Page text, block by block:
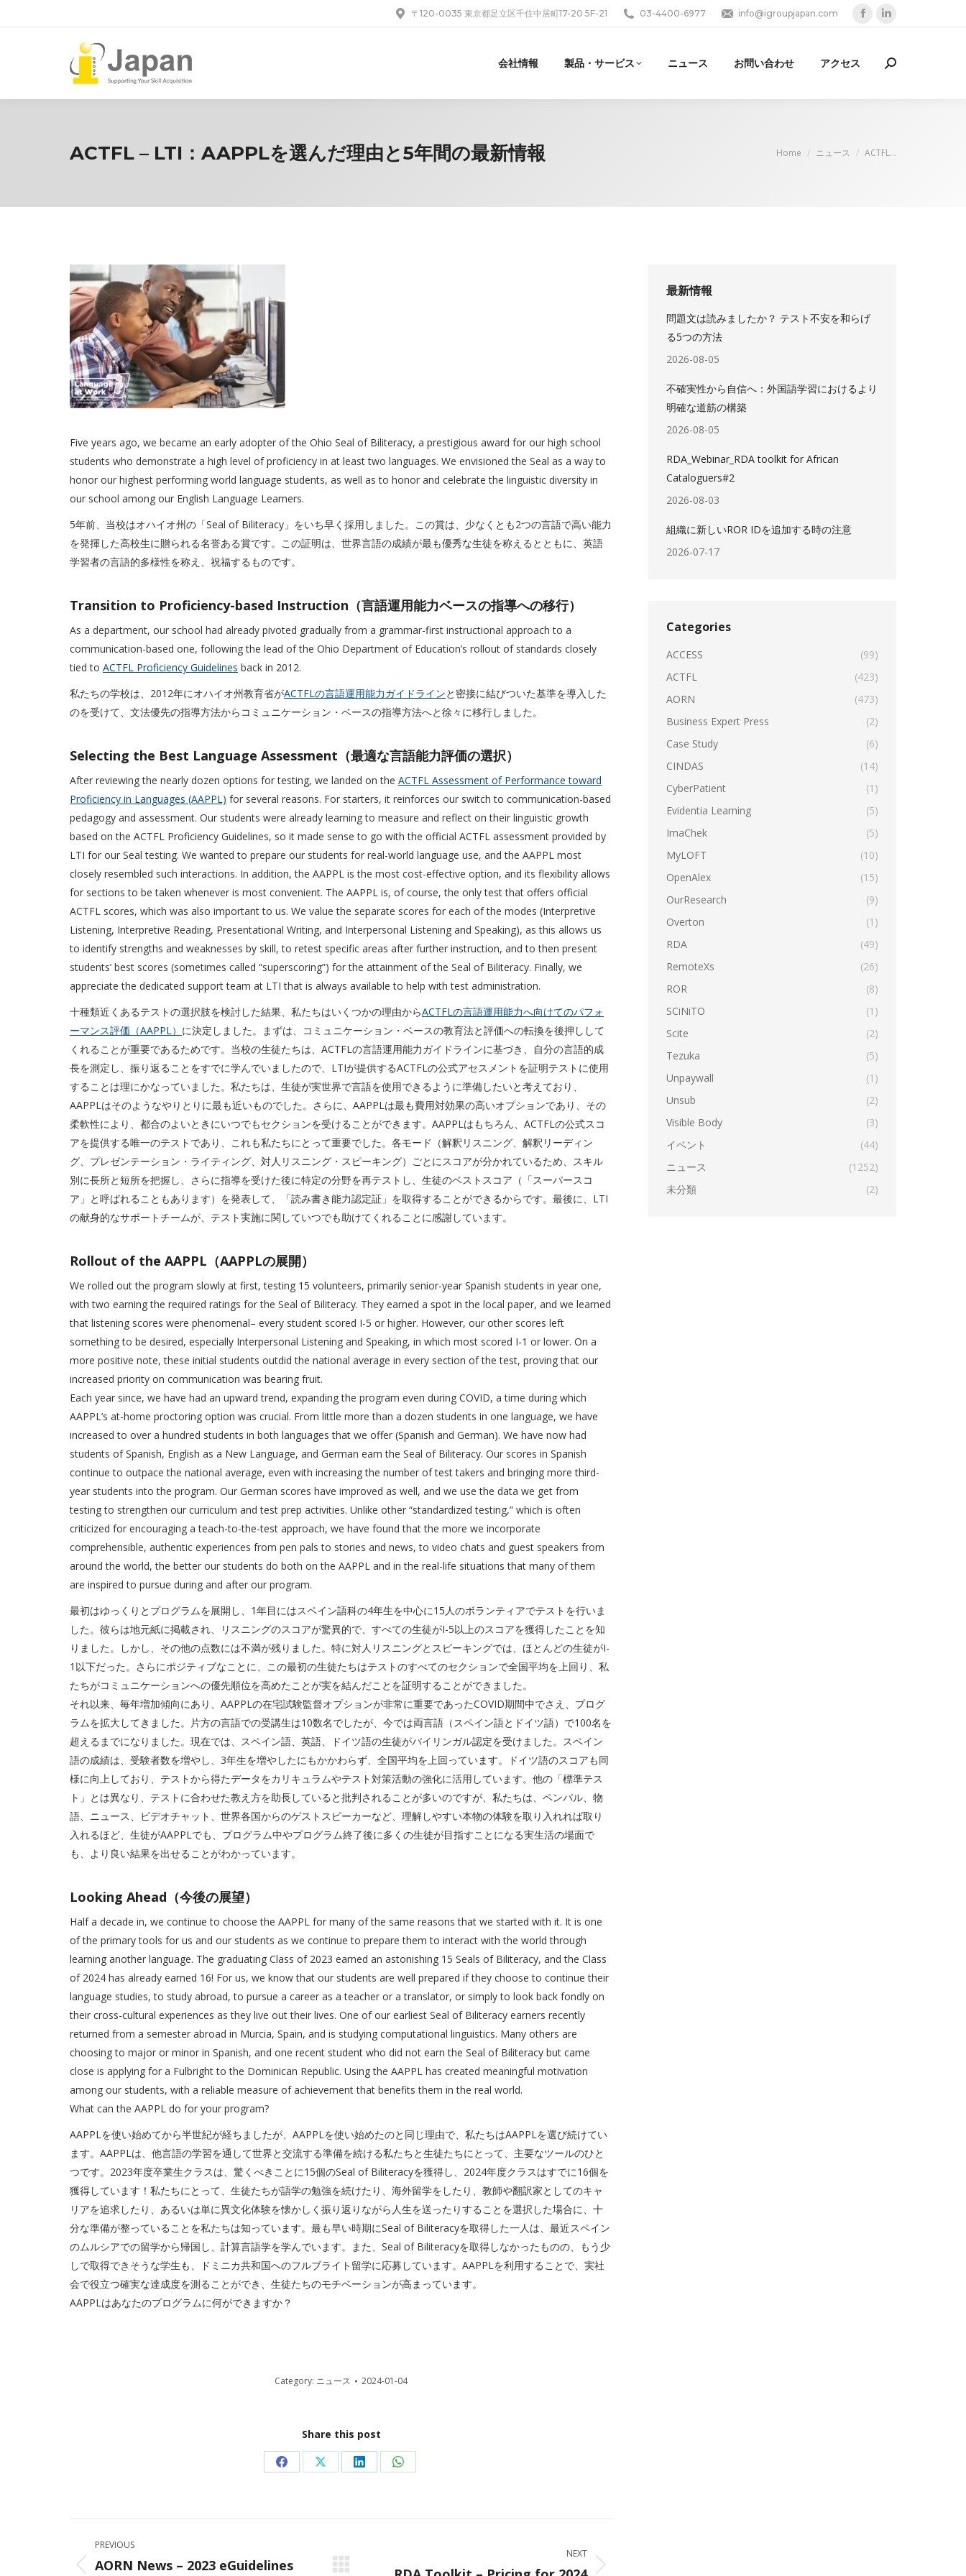
〒120-0035 東京都足立区千住中居町17-20 5F-21 03-4400-6977 info@igroupjapan.com
opensopens
会社情報 製品・サービス ニュース お問い合わせ アクセス Search:
ACTFL – LTI：AAPPLを選んだ理由と5年間の最新情報 You are here:
Home ニュース ACTFL…
Five years ago, we became an early adopter of the Ohio Seal of Biliteracy, a prestigious award for our high school
students who demonstrate a high level of proficiency in at least two languages. We envisioned the Seal as a way to
honor our highest performing world language students, as well as to honor and celebrate the linguistic diversity in
our school among our English Language Learners.
5年前、当校はオハイオ州の「Seal of Biliteracy」をいち早く採用しました。この賞は、少なくとも2つの言語で高い能力
を発揮した高校生に贈られる名誉ある賞です。この証明は、世界言語の成績が最も優秀な生徒を称えるとともに、英語
学習者の言語的多様性を称え、祝福するものです。
Transition to Proficiency-based Instruction（言語運用能力ベースの指導への移行）
As a department, our school had already pivoted gradually from a grammar-first instructional approach to a
communication-based one, following the lead of the Ohio Department of Education’s rollout of standards closely
tied to ACTFL Proficiency Guidelines back in 2012.
私たちの学校は、2012年にオハイオ州教育省がACTFLの言語運用能力ガイドラインと密接に結びついた基準を導入した
のを受けて、文法優先の指導方法からコミュニケーション・ベースの指導方法へと徐々に移行しました。
Selecting the Best Language Assessment（最適な言語能力評価の選択）
After reviewing the nearly dozen options for testing, we landed on the ACTFL Assessment of Performance toward
Proficiency in Languages (AAPPL) for several reasons. For starters, it reinforces our switch to communication-based
pedagogy and assessment. Our students were already learning to measure and reflect on their linguistic growth
based on the ACTFL Proficiency Guidelines, so it made sense to go with the official ACTFL assessment provided by
LTI for our Seal testing. We wanted to prepare our students for real-world language use, and the AAPPL most
closely resembled such interactions. In addition, the AAPPL is the most cost-effective option, and its flexibility allows
for sections to be taken whenever is most convenient. The AAPPL is, of course, the only test that offers official
ACTFL scores, which was also important to us. We value the separate scores for each of the modes (Interpretive
Listening, Interpretive Reading, Presentational Writing, and Interpersonal Listening and Speaking), as this allows us
to identify strengths and weaknesses by skill, to retest specific areas after further instruction, and to then present
students’ best scores (sometimes called “superscoring”) for the attainment of the Seal of Biliteracy. Finally, we
appreciate the dedicated support team at LTI that is always available to help with test administration.
十種類近くあるテストの選択肢を検討した結果、私たちはいくつかの理由からACTFLの言語運用能力へ向けてのパフォ
ーマンス評価（AAPPL） に決定しました。まずは、コミュニケーション・ベースの教育法と評価への転換を後押しして
くれることが重要であるためです。当校の生徒たちは、ACTFLの言語運用能力ガイドラインに基づき、自分の言語的成
長を測定し、振り返ることをすでに学んでいましたので、LTIが提供するACTFLの公式アセスメントを証明テストに使用
することは理にかなっていました。私たちは、生徒が実世界で言語を使用できるように準備したいと考えており、
AAPPLはそのようなやりとりに最も近いものでした。さらに、AAPPLは最も費用対効果の高いオプションであり、その
柔軟性により、都合のよいときにいつでもセクションを受けることができます。AAPPLはもちろん、ACTFLの公式スコ
アを提供する唯一のテストであり、これも私たちにとって重要でした。各モード（解釈リスニング、解釈リーディン
グ、プレゼンテーション・ライティング、対人リスニング・スピーキング）ごとにスコアが分かれているため、スキル
別に長所と短所を把握し、さらに指導を受けた後に特定の分野を再テストし、生徒のベストスコア（「スーパースコ
ア」と呼ばれることもあります）を発表して、「読み書き能力認定証」を取得することができるからです。最後に、LTI
の献身的なサポートチームが、テスト実施に関していつでも助けてくれることに感謝しています。
Rollout of the AAPPL（AAPPLの展開）
We rolled out the program slowly at first, testing 15 volunteers, primarily senior-year Spanish students in year one,
with two earning the required ratings for the Seal of Biliteracy. They earned a spot in the local paper, and we learned
that listening scores were phenomenal– every student scored I-5 or higher. However, our other scores left
something to be desired, especially Interpersonal Listening and Speaking, in which most scored I-1 or lower. On a
more positive note, these initial students outdid the national average in every section of the test, proving that our
increased priority on communication was bearing fruit.
Each year since, we have had an upward trend, expanding the program even during COVID, a time during which
AAPPL’s at-home proctoring option was crucial. From little more than a dozen students in one language, we have
increased to over a hundred students in both languages that we offer (Spanish and German). We have now had
students of Spanish, English as a New Language, and German earn the Seal of Biliteracy. Our scores in Spanish
continue to outpace the national average, even with increasing the number of test takers and bringing more third-
year students into the program. Our German scores have improved as well, and we use the data we get from
testing to strengthen our curriculum and test prep activities. Unlike other “standardized testing,” which is often
criticized for encouraging a teach-to-the-test approach, we have found that the more we incorporate
comprehensible, authentic experiences from pen pals to stories and news, to video chats and guest speakers from
around the world, the better our students do both on the AAPPL and in the real-life situations that many of them
are inspired to pursue during and after our program.
最初はゆっくりとプログラムを展開し、1年目にはスペイン語科の4年生を中心に15人のボランティアでテストを行いま
した。彼らは地元紙に掲載され、リスニングのスコアが驚異的で、すべての生徒がI-5以上のスコアを獲得したことを知
りました。しかし、その他の点数には不満が残りました。特に対人リスニングとスピーキングでは、ほとんどの生徒がI-
1以下だった。さらにポジティブなことに、この最初の生徒たちはテストのすべてのセクションで全国平均を上回り、私
たちがコミュニケーションへの優先順位を高めたことが実を結んだことを証明することができました。
それ以来、毎年増加傾向にあり、AAPPLの在宅試験監督オプションが非常に重要であったCOVID期間中でさえ、プログ
ラムを拡大してきました。片方の言語での受講生は10数名でしたが、今では両言語（スペイン語とドイツ語）で100名を
超えるまでになりました。現在では、スペイン語、英語、ドイツ語の生徒がバイリンガル認定を受けました。スペイン
語の成績は、受験者数を増やし、3年生を増やしたにもかかわらず、全国平均を上回っています。ドイツ語のスコアも同
様に向上しており、テストから得たデータをカリキュラムやテスト対策活動の強化に活用しています。他の「標準テス
ト」とは異なり、テストに合わせた教え方を助長していると批判されることが多いのですが、私たちは、ペンパル、物
語、ニュース、ビデオチャット、世界各国からのゲストスピーカーなど、理解しやすい本物の体験を取り入れれば取り
入れるほど、生徒がAAPPLでも、プログラム中やプログラム終了後に多くの生徒が目指すことになる実生活の場面で
も、より良い結果を出せることがわかっています。
Looking Ahead（今後の展望）
Half a decade in, we continue to choose the AAPPL for many of the same reasons that we started with it. It is one
of the primary tools for us and our students as we continue to prepare them to interact with the world through
learning another language. The graduating Class of 2023 earned an astonishing 15 Seals of Biliteracy, and the Class
of 2024 has already earned 16! For us, we know that our students are well prepared if they choose to continue their
language studies, to study abroad, to pursue a career as a teacher or a translator, or simply to look back fondly on
their cross-cultural experiences as they live out their lives. One of our earliest Seal of Biliteracy earners recently
returned from a semester abroad in Murcia, Spain, and is studying computational linguistics. Many others are
choosing to major or minor in Spanish, and one recent student who did not earn the Seal of Biliteracy but came
close is applying for a Fulbright to the Dominican Republic. Using the AAPPL has created meaningful motivation
among our students, with a reliable measure of achievement that benefits them in the real world.
What can the AAPPL do for your program?
AAPPLを使い始めてから半世紀が経ちましたが、AAPPLを使い始めたのと同じ理由で、私たちはAAPPLを選び続けてい
ます。AAPPLは、他言語の学習を通して世界と交流する準備を続ける私たちと生徒たちにとって、主要なツールのひと
つです。2023年度卒業生クラスは、驚くべきことに15個のSeal of Biliteracyを獲得し、2024年度クラスはすでに16個を
獲得しています！私たちにとって、生徒たちが語学の勉強を続けたり、海外留学をしたり、教師や翻訳家としてのキャ
リアを追求したり、あるいは単に異文化体験を懐かしく振り返りながら人生を送ったりすることを選択した場合に、十
分な準備が整っていることを私たちは知っています。最も早い時期にSeal of Biliteracyを取得した一人は、最近スペイン
のムルシアでの留学から帰国し、計算言語学を学んでいます。また、Seal of Biliteracyを取得しなかったものの、もう少
しで取得できそうな学生も、ドミニカ共和国へのフルブライト留学に応募しています。AAPPLを利用することで、実社
会で役立つ確実な達成度を測ることができ、生徒たちのモチベーションが高まっています。
AAPPLはあなたのプログラムに何ができますか？
Category: ニュース 2024-01-04
Share this post
Share
Facebook
Share
X
Share
LinkedIn
Share
WhatsApp
navigation
PREVIOUS
Previous
AORN News – 2023 eGuidelines
NEXT
最新情報
問題文は読みましたか？ テスト不安を和らげ
る5つの方法
2026-08-05
不確実性から自信へ：外国語学習におけるより
明確な道筋の構築
2026-08-05
RDA_Webinar_RDA toolkit for African
Cataloguers#2
2026-08-03
組織に新しいROR IDを追加する時の注意
2026-07-17
Categories
ACCESS
(99)
ACTFL
(423)
AORN
(473)
Business Expert Press
(2)
Case Study
(6)
CINDAS
(14)
CyberPatient
(1)
Evidentia Learning
(5)
ImaChek
(5)
MyLOFT
(10)
OpenAlex
(15)
OurResearch
(9)
Overton
(1)
RDA
(49)
RemoteXs
(26)
ROR
(8)
SCiNiTO
(1)
Scite
(2)
Tezuka
(5)
Unpaywall
(1)
Unsub
(2)
Visible Body
(3)
イベント
(44)
ニュース
(1252)
未分類
(2)